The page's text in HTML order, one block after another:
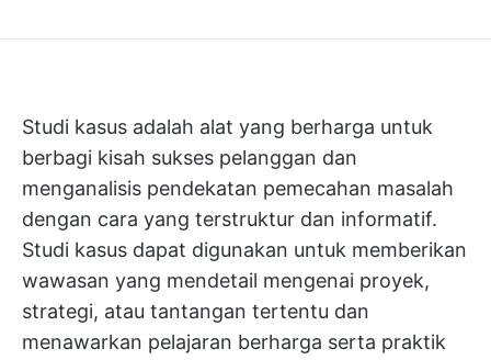
Studi kasus adalah alat yang berharga untuk
berbagi kisah sukses pelanggan dan
menganalisis pendekatan pemecahan masalah
dengan cara yang terstruktur dan informatif.
Studi kasus dapat digunakan untuk memberikan
wawasan yang mendetail mengenai proyek,
strategi, atau tantangan tertentu dan
menawarkan pelajaran berharga serta praktik